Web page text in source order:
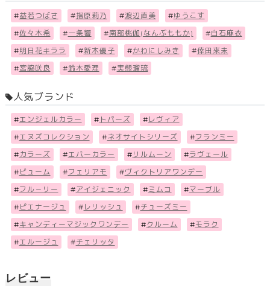
#益若つばさ #指原莉乃 #渡辺直美 #ゆうこす
#佐々木希 #一条響 #南部桃伽(なんぶももか) #白石麻衣
#明日花キララ #新木優子 #かわにしみき #倖田來未
#宮脇咲良 #鈴木愛理 #実熊瑠琉
人気ブランド
#エンジェルカラー # トパーズ # レヴィア
#エヌズコレクション #ネオサイトシリーズ #フランミー
# カラーズ #エバーカラー # リルムーン #ラヴェール
# ビューム #フェリアモ #ヴィクトリアワンデー
#フル－リー #アイジェニック #ミムコ #マーブル
# ピエナージュ # レリッシュ #チューズミー
#キャンディーマジックワンデー #クルーム #モラク
#エルージュ #チェリッタ
レビュー